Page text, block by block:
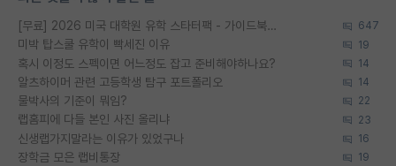
[무료] 2026 미국 대학원 유학 스타터팩 - 가이드북 & 합격자 컨택메일 템플릿 647
미박 탑스쿨 유학이 빡세진 이유 19
혹시 이정도 스펙이면 어느정도 잡고 준비해야하나요? 14
알츠하이머 관련 고등학생 탐구 포트폴리오 14
물박사의 기준이 뭐임? 22
랩홈피에 다들 본인 사진 올리냐 23
신생랩가지말라는 이유가 있었구나 16
장학금 모은 랩비통장 19